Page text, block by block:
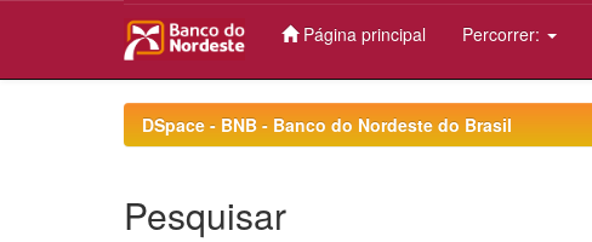
Página principal Percorrer:
DSpace - BNB - Banco do Nordeste do Brasil
Pesquisar